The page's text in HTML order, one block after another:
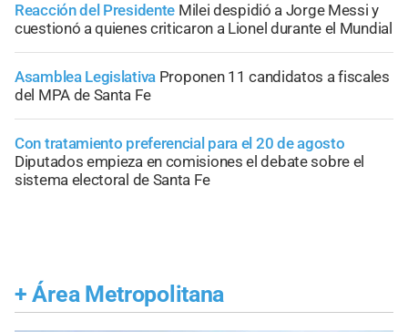
Reacción del Presidente Milei despidió a Jorge Messi y
cuestionó a quienes criticaron a Lionel durante el Mundial
Asamblea Legislativa Proponen 11 candidatos a fiscales
del MPA de Santa Fe
Con tratamiento preferencial para el 20 de agosto
Diputados empieza en comisiones el debate sobre el
sistema electoral de Santa Fe
+ Área Metropolitana